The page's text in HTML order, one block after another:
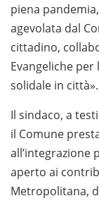
piena
agevolata dal
cittadino,
Evangeliche
solidale in città».
Il sindaco, a
il Comune
all’integrazione
aperto ai
Metropolitana,